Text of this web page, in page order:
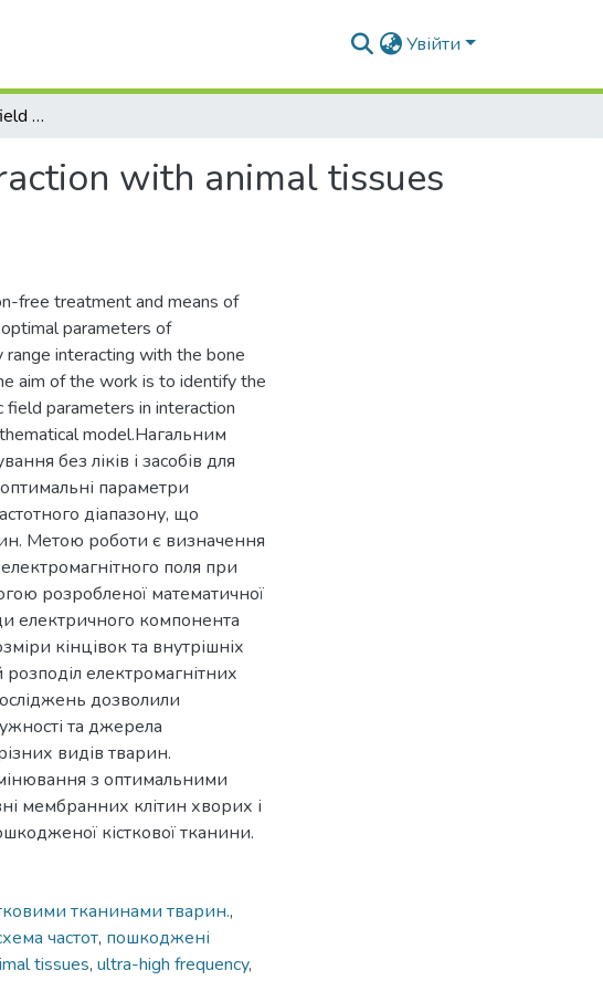
Увійти
The electromagnetic field parameters in interaction with animal tissues using the developed mathematical model
with animal tissues
free treatment and means of
parameters of
interacting with the bone
aim of the work is to identify the
parameters in interaction
model.Нагальним
без ліків і засобів для
параметри
діапазону, що
Метою роботи є визначення
поля при
розробленої математичної
електричного компонента
кінцівок та внутрішніх
електромагнітних
дозволили
та джерела
видів тварин.
з оптимальними
мембранних клітин хворих і
кісткової тканини.
тканинами тварин.,
частот, пошкоджені
tissues, ultra-high frequency,